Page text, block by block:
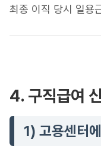
최종 이직 당시 일용
4. 구직급여
1) 고용센터